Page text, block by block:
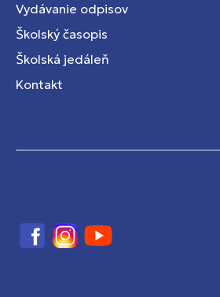
Vydávanie odpisov
Školský časopis
Školská jedáleň
Kontakt
FacebookInstagram
YouTube